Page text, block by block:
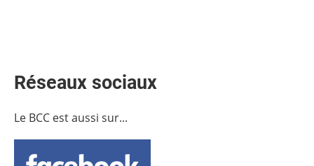
Réseaux sociaux
Le BCC est aussi sur...